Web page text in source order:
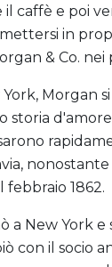
il caffè e poi
in
& Co. nei
Morgan
storia
1862.
New York e
con il socio